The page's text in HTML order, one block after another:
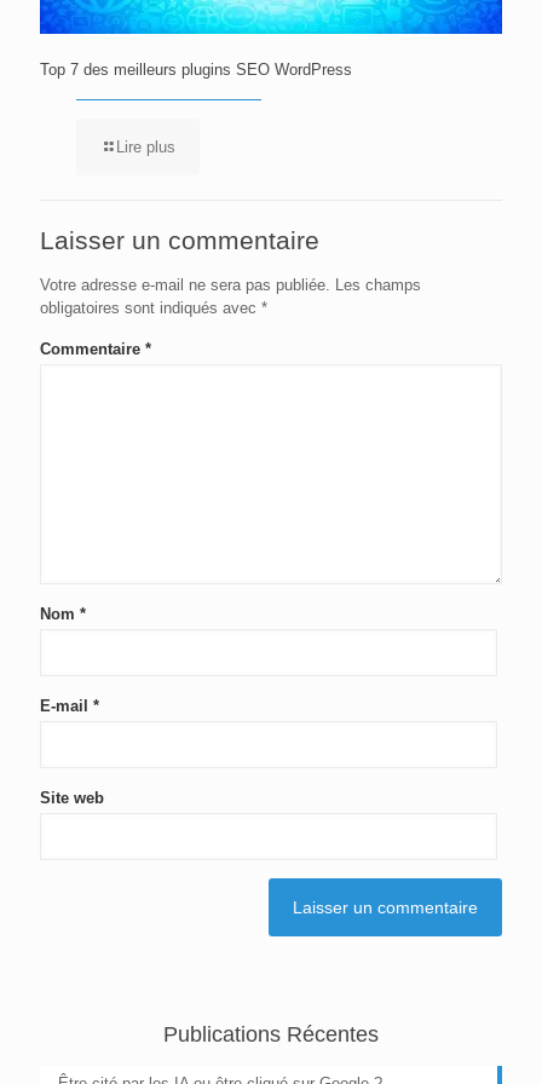
Top 7 des meilleurs plugins SEO WordPress
Lire plus
Laisser un commentaire
Votre adresse e-mail ne sera pas publiée. Les champs
obligatoires sont indiqués avec *
Commentaire *
Nom *
E-mail *
Site web
Publications Récentes